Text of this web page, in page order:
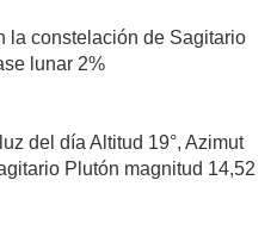
la constelación de Sagitario
lunar 2%
del día Altitud 19°, Azimut
Plutón magnitud 14,52